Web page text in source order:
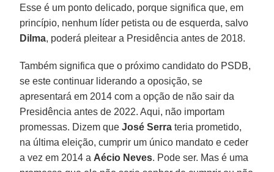
Esse é um ponto delicado, porque significa que, em
princípio, nenhum líder petista ou de esquerda, salvo
Dilma, poderá pleitear a Presidência antes de 2018.
Também significa que o próximo candidato do PSDB,
se este continuar liderando a oposição, se
apresentará em 2014 com a opção de não sair da
Presidência antes de 2022. Aqui, não importam
promessas. Dizem que José Serra teria prometido,
na última eleição, cumprir um único mandato e ceder
a vez em 2014 a Aécio Neves. Pode ser. Mas é uma